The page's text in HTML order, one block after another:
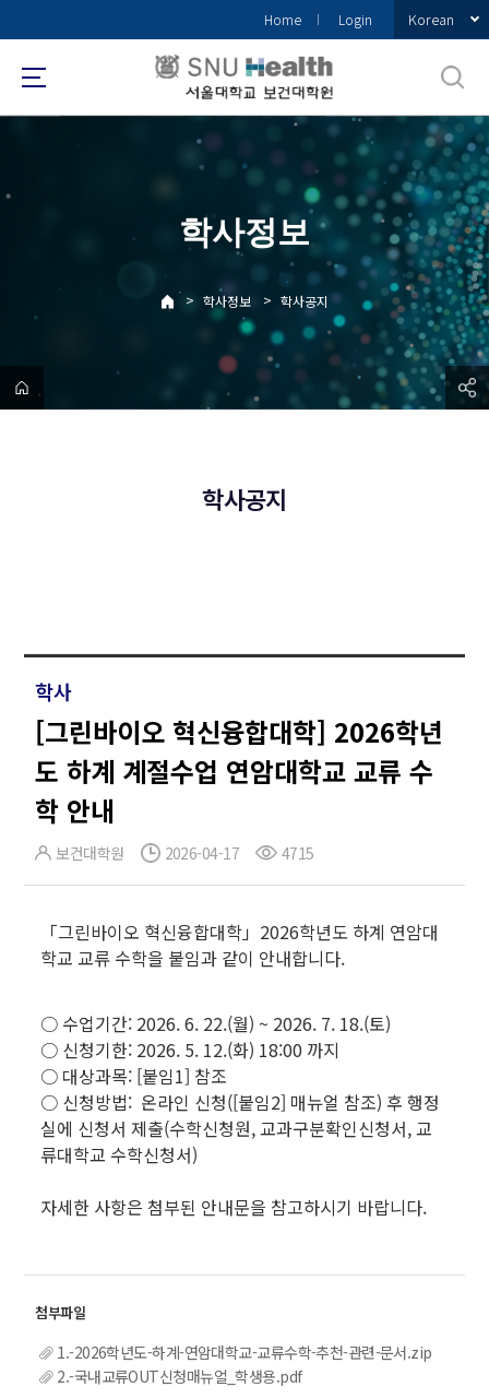
로
메
Home Login Korean
학사정보
> 학사정보 > 학사공지
학사공지
학사
[그린바이오 혁신융합대학] 2026학년
도 하계 계절수업 연암대학교 교류 수
학 안내
보건대학원 2026-04-17 4715
「그린바이오 혁신융합대학」2026학년도 하계 연암대
학교 교류 수학을 붙임과 같이 안내합니다.
○ 수업기간: 2026. 6. 22.(월) ~ 2026. 7. 18.(토)
○ 신청기한: 2026. 5. 12.(화) 18:00 까지
○ 대상과목: [붙임1] 참조
○ 신청방법: 온라인 신청([붙임2] 매뉴얼 참조) 후 행정
실에 신청서 제출(수학신청원, 교과구분확인신청서, 교
류대학교 수학신청서)
자세한 사항은 첨부된 안내문을 참고하시기 바랍니다.
1.-2026학년도-하계-연암대학교-교류수학-추천-관련-문서.zip
2.-국내교류OUT신청매뉴얼_학생용.pdf